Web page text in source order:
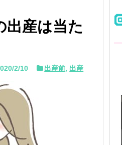
出産は当た
2/10 出産前, 出産